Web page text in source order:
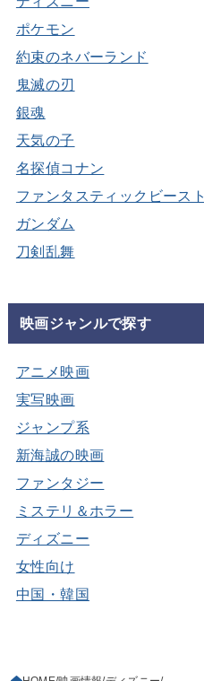
ポケモン
約束のネバーランド
鬼滅の刃
銀魂
天気の子
名探偵コナン
ファンタスティックビースト
ガンダム
刀剣乱舞
映画ジャンルで探す
アニメ映画
実写映画
ジャンプ系
新海誠の映画
ファンタジー
ミステリ＆ホラー
ディズニー
女性向け
中国・韓国